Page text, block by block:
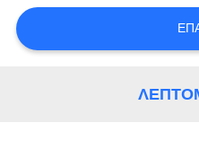
ΈΝΑ
ΑΠΌΣΠΑΣΜΑ